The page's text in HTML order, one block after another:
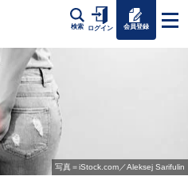
検索 ログイン 会員登録
写真＝iStock.com／Aleksej Sarifulin